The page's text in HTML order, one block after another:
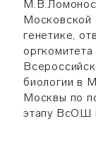
Московской
генетике,
биологии в
Москвы по
этапу ВсОШ